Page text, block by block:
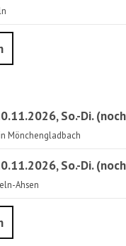
So.-Di.
Mönchengladbach
So.-Di.
Ahsen